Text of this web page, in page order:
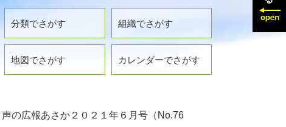
分類でさがす 組織でさがす
地図でさがす カレンダーでさがす
声の広報あさか２０２１年６月号（No.76